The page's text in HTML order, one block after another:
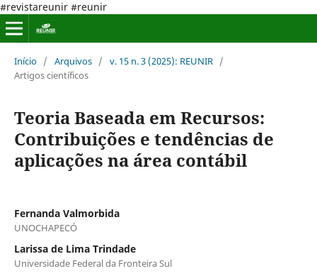
#revistareunir #reunir
Início / Arquivos / v. 15 n. 3 (2025): REUNIR /
Artigos científicos
Teoria Baseada em Recursos:
Contribuições e tendências de
aplicações na área contábil
Fernanda Valmorbida
UNOCHAPECÓ
Larissa de Lima Trindade
Universidade Federal da Fronteira Sul